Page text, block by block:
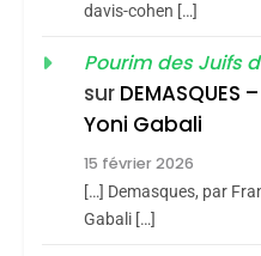
2
Dis
Boy
ISRAÉL
davis-cohen […]
Pourim des Juifs
sur DEMASQUES
Yoni Gabali
15 février 2026
[…] Demasques, par
Gabali […]